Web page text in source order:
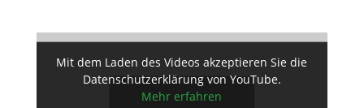
Mit dem Laden des Videos akzeptieren Sie die
Datenschutzerklärung von YouTube.
Mehr erfahren